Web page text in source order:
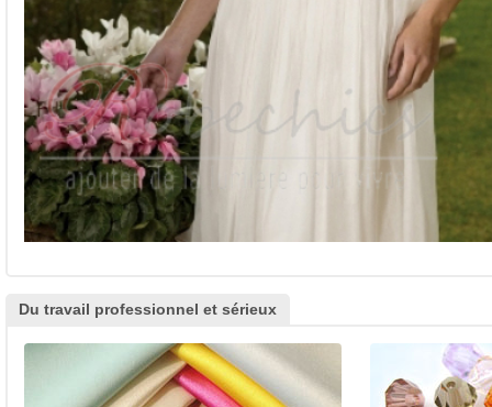
Du travail professionnel et sérieux